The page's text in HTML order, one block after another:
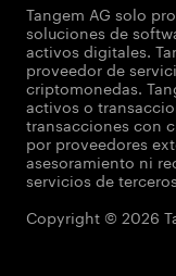
Tangem AG solo
soluciones de
activos digitales.
proveedor de
criptomonedas.
activos o
transacciones con
por proveedores
asesoramiento ni
servicios de